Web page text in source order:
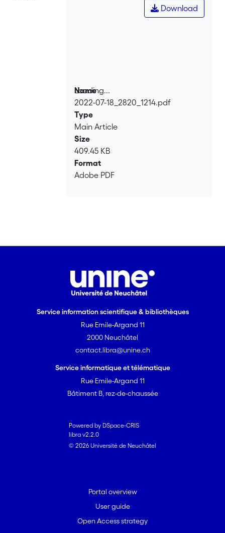
Loading...
Loading...
Download
Name
2022-07-18_2820_1214.pdf
Type
Main Article
Size
409.45 KB
Format
Adobe PDF
Service information scientifique & bibliothèques
Rue Emile-Argand 11
2000 Neuchâtel
contact.libra@unine.ch
Service informatique et télématique
Rue Emile-Argand 11
Bâtiment B, rez-de-chaussée
Powered by DSpace-CRIS
libra v2.2.0
© 2026 Université de Neuchâtel
Portal overview
User guide
Open Access strategy